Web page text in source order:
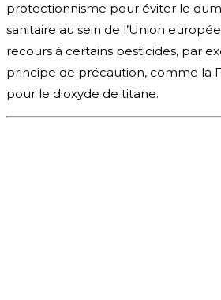
protectionnisme pour éviter le
sanitaire au sein de l’Union
recours à certains pesticides, par
principe de précaution, comme la
pour le dioxyde de titane.